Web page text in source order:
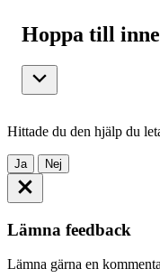
Hoppa till
Hittade du den hjälp du
Ja Nej
Lämna feedback
Lämna gärna en